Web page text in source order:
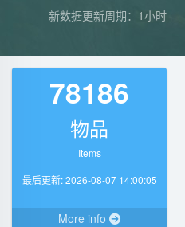
新数据更新周期：1小时
78186
物品
Items
最后更新: 2026-08-07 14:00:05
More info